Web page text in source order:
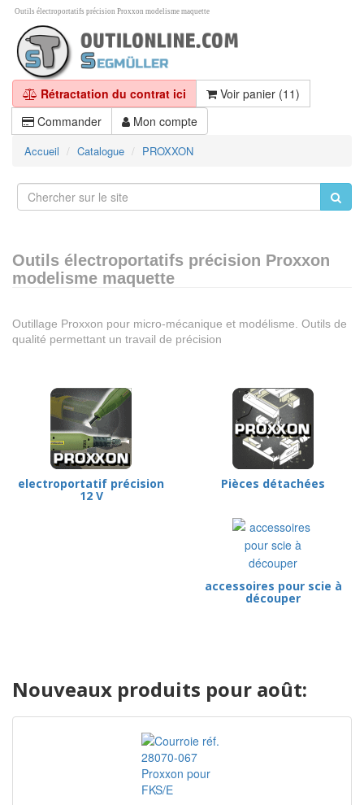
Outils électroportatifs précision Proxxon modelisme maquette
Rétractation du contrat ici
Voir panier (11)
Commander
Mon compte
Accueil Catalogue PROXXON
Outils électroportatifs précision Proxxon
modelisme maquette
Outillage Proxxon pour micro-mécanique et modélisme. Outils de
qualité permettant un travail de précision
electroportatif précision
12 V
Pièces détachées
accessoires pour scie à
découper
Nouveaux produits pour août: